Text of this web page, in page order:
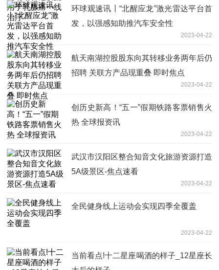
环球观速讯丨“北醒应龙”激光雷达平台首
发，以强感知助推汽车安全性
2023-04-22
航天南湖控股股东向其转移业务两年后仍
招聘 关联方产品现重叠 即时焦点
2023-04-22
创历史新高！“五一”假期铁路客票销售火
热 全球报资讯
2023-04-22
武汉市汉阳区整合知音文化旅游资源打造
5A级景区-焦点速看
2023-04-22
全民健身线上运动会实现四季全覆盖
2023-04-22
当前看点!十二星座喝酒的样子_12星座长